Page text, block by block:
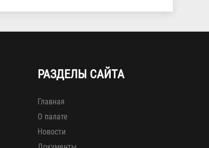
РАЗДЕЛЫ САЙТА
Главная
О палате
Новости